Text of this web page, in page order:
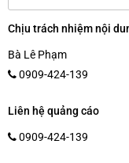
Chịu trách nhiệm nội
Bà Lê Phạm
0909-424-139
Liên hệ quảng cáo
0909-424-139